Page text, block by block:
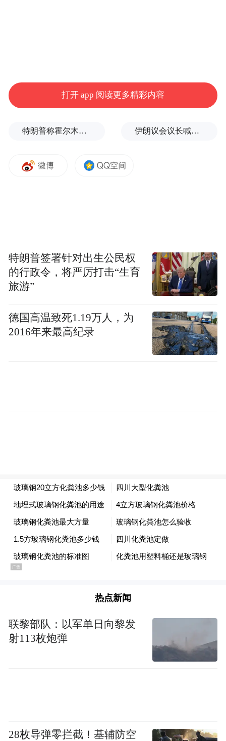
的猫手持松山湖科技产品无弦吉他弹奏《美
温柔唱腔响起，首首戳心，将气氛推向高
氛围，并现场宣布重磅消息：“明年将告别舞
台。”
打开 app 阅读更多精彩内容
特朗普称霍尔木兹海峡协议尚未达成，正参与相关谈判 伊朗议会议长喊话：别再作秀了！
特朗普签署针对出生公民权
的行政令，将严厉打击“生育
旅游”
德国高温致死1.19万人，为
2016年来最高纪录
热点新闻
联黎部队：以军单日向黎发
射113枚炮弹
28枚导弹零拦截！基辅防空